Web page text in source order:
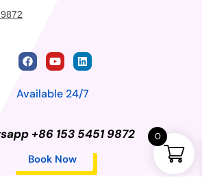
Available 24/7
+86 153 5451 9872
Book Now
0